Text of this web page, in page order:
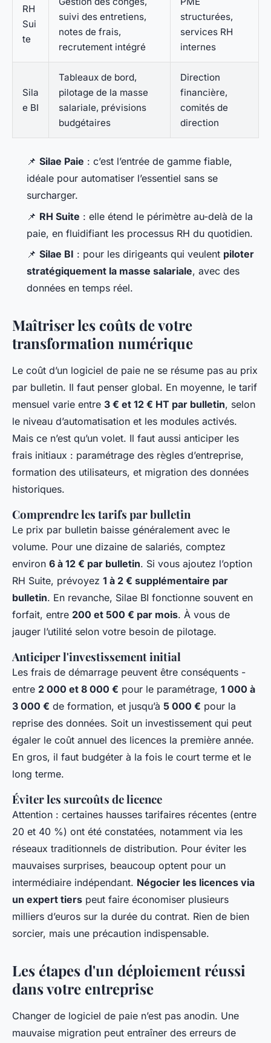
RH
Sui
te
suivi des entretiens,
notes de frais,
recrutement intégré
structurées,
services RH
internes
Sila
e BI
Tableaux de bord,
pilotage de la masse
salariale, prévisions
budgétaires
Direction
financière,
comités de
direction
📌 Silae Paie : c’est l’entrée de gamme fiable,
idéale pour automatiser l’essentiel sans se
surcharger.
📌 RH Suite : elle étend le périmètre au-delà de la
paie, en fluidifiant les processus RH du quotidien.
📌 Silae BI : pour les dirigeants qui veulent piloter
stratégiquement la masse salariale, avec des
données en temps réel.
Maîtriser les coûts de votre
transformation numérique
Le coût d’un logiciel de paie ne se résume pas au prix
par bulletin. Il faut penser global. En moyenne, le tarif
mensuel varie entre 3 € et 12 € HT par bulletin, selon
le niveau d’automatisation et les modules activés.
Mais ce n’est qu’un volet. Il faut aussi anticiper les
frais initiaux : paramétrage des règles d’entreprise,
formation des utilisateurs, et migration des données
historiques.
Comprendre les tarifs par bulletin
Le prix par bulletin baisse généralement avec le
volume. Pour une dizaine de salariés, comptez
environ 6 à 12 € par bulletin. Si vous ajoutez l’option
RH Suite, prévoyez 1 à 2 € supplémentaire par
bulletin. En revanche, Silae BI fonctionne souvent en
forfait, entre 200 et 500 € par mois. À vous de
jauger l’utilité selon votre besoin de pilotage.
Anticiper l'investissement initial
Les frais de démarrage peuvent être conséquents -
entre 2 000 et 8 000 € pour le paramétrage, 1 000 à
3 000 € de formation, et jusqu’à 5 000 € pour la
reprise des données. Soit un investissement qui peut
égaler le coût annuel des licences la première année.
En gros, il faut budgéter à la fois le court terme et le
long terme.
Éviter les surcoûts de licence
Attention : certaines hausses tarifaires récentes (entre
20 et 40 %) ont été constatées, notamment via les
réseaux traditionnels de distribution. Pour éviter les
mauvaises surprises, beaucoup optent pour un
intermédiaire indépendant. Négocier les licences via
un expert tiers peut faire économiser plusieurs
milliers d’euros sur la durée du contrat. Rien de bien
sorcier, mais une précaution indispensable.
Les étapes d'un déploiement réussi
dans votre entreprise
Changer de logiciel de paie n’est pas anodin. Une
mauvaise migration peut entraîner des erreurs de